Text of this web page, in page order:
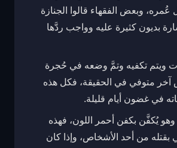
وبعض الفقهاء قالوا الجنازة
بديون كثيرة عليه وواجب ردَّها
ويتم تكفيه وتمَّ وضعه في حُجرة
متوفي في الحقيقة، فكل هذه
في غضون أيام قليلة.
وهو يُكفَّن بكفن أحمر اللون، فهذه
بقتله من أحد الأشخاص، وإذا كان